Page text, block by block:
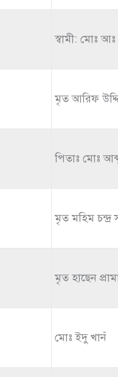
স্বামী: মোঃ
মৃত আরিফ
পিতাঃ মোঃ
মৃত মহিম চন্দ্র
মৃত হাছেন
মোঃ ইদু খানঁ